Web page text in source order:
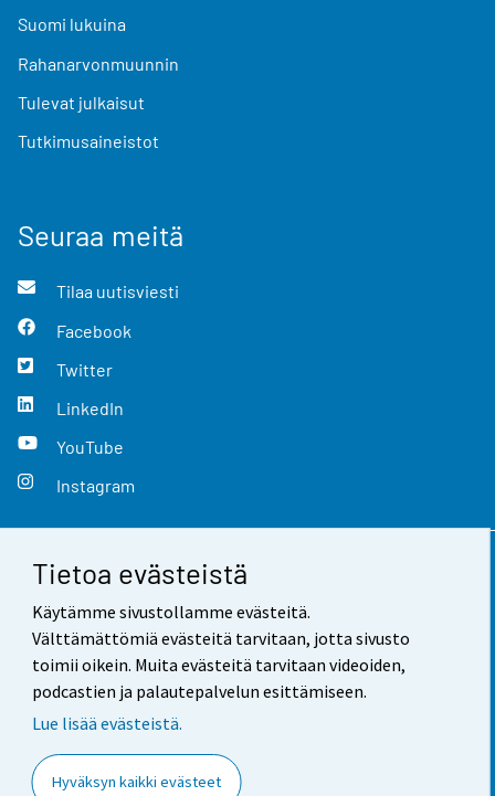
Tietoa evästeistä
Käytämme sivustollamme evästeitä.
Välttämättömiä evästeitä tarvitaan, jotta sivusto
toimii oikein. Muita evästeitä tarvitaan videoiden,
podcastien ja palautepalvelun esittämiseen.
Lue lisää evästeistä.
Hyväksyn kaikki evästeet
Suomi lukuina
Rahanarvonmuunnin
Tulevat julkaisut
Tutkimusaineistot
Seuraa meitä
Tilaa uutisviesti
Facebook
Twitter
LinkedIn
YouTube
Instagram
Yhteystiedot
Palaute
Käyttöehdot
Saavutettavuus